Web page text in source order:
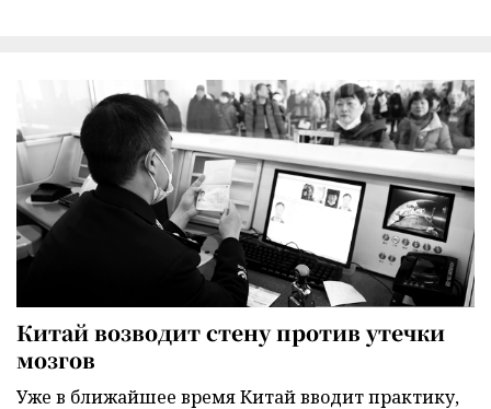
Китай возводит стену против утечки
мозгов
Уже в ближайшее время Китай вводит практику,